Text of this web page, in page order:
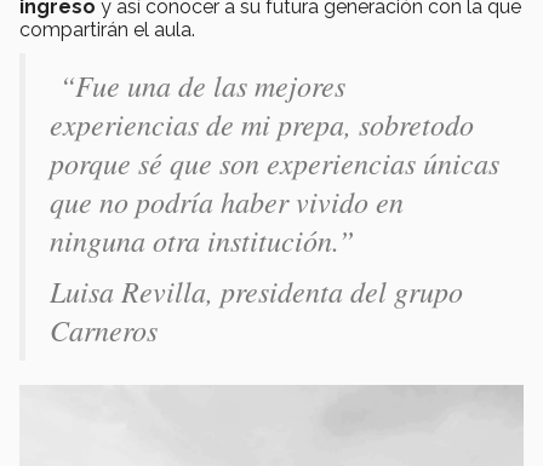
ingreso y así conocer a su futura generación con la que
compartirán el aula.
“Fue una de las mejores
experiencias de mi prepa, sobretodo
porque sé que son experiencias únicas
que no podría haber vivido en
ninguna otra institución.”
Luisa Revilla, presidenta del grupo
Carneros